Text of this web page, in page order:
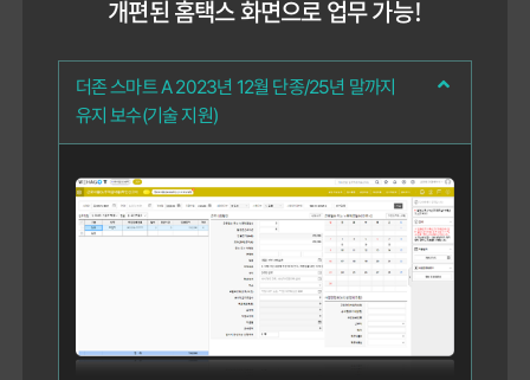
개편된 홈택스 화면으로 업무 가능!
더존 스마트 A 2023년 12월 단종/25년 말까지
유지 보수(기술 지원)